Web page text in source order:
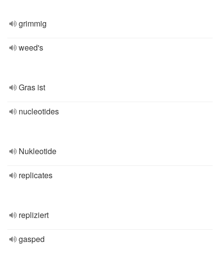
grimmig
weed's
Gras ist
nucleotides
Nukleotide
replicates
repliziert
gasped